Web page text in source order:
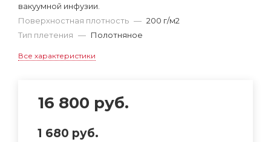
вакуумной инфузии.
Поверхностная плотность — 200 г/м2
Тип плетения — Полотняное
Все характеристики
16 800 руб.
1 680 руб.